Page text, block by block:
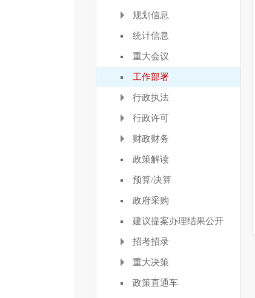
规划信息
统计信息
重大会议
工作部署
行政执法
行政许可
财政财务
政策解读
预算/决算
政府采购
建议提案办理结果公开
招考招录
重大决策
政策直通车